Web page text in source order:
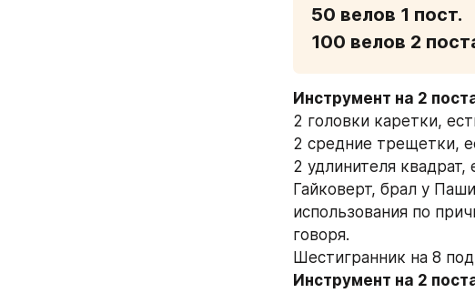
50 велов 1 пост.
100 велов 2
Инструмент на 2
2 головки каретки,
2 средние трещетки,
2 удлинителя квадрат,
Гайковерт, брал у
использования по
говоря.
Шестигранник на 8